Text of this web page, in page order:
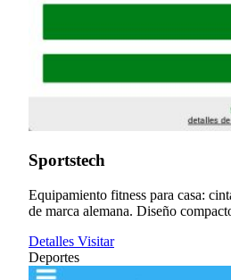
Sportstech
Equipamiento fitness para casa:
de marca alemana. Diseño
Detalles Visitar
Deportes